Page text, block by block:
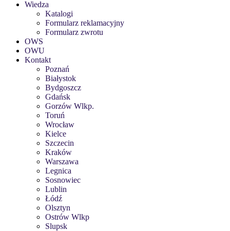
Wiedza
Katalogi
Formularz reklamacyjny
Formularz zwrotu
OWS
OWU
Kontakt
Poznań
Białystok
Bydgoszcz
Gdańsk
Gorzów Wlkp.
Toruń
Wrocław
Kielce
Szczecin
Kraków
Warszawa
Legnica
Sosnowiec
Lublin
Łódź
Olsztyn
Ostrów Wlkp
Slupsk